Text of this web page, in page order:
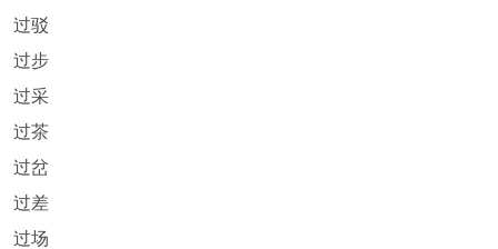
过驳
过步
过采
过茶
过岔
过差
过场